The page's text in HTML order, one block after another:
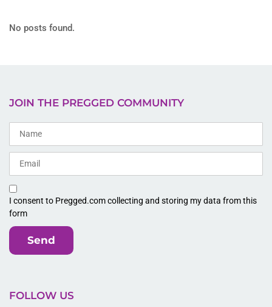
No posts found.
JOIN THE PREGGED COMMUNITY
I consent to Pregged.com collecting and storing my data from this
form
Send
FOLLOW US